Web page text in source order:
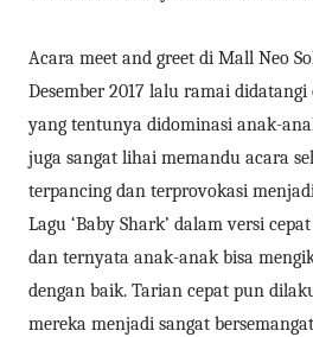
Acara meet and greet di Mall Neo
Desember 2017 lalu ramai
yang tentunya didominasi anak-
juga sangat lihai memandu acara
terpancing dan terprovokasi
Lagu ‘Baby Shark’ dalam versi
dan ternyata anak-anak bisa
dengan baik. Tarian cepat pun
mereka menjadi sangat